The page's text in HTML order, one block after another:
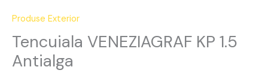
Produse Exterior
Tencuiala VENEZIAGRAF KP 1.5
Antialga
KP
Antialga
quantity